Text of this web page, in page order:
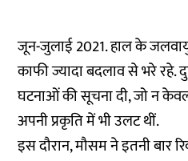
जून-जुलाई 2021. हाल के
काफी ज्यादा बदलाव से भरे रहे.
घटनाओं की सूचना दी, जो न
अपनी प्रकृति में भी उलट थीं.
इस दौरान, मौसम ने इतनी बार